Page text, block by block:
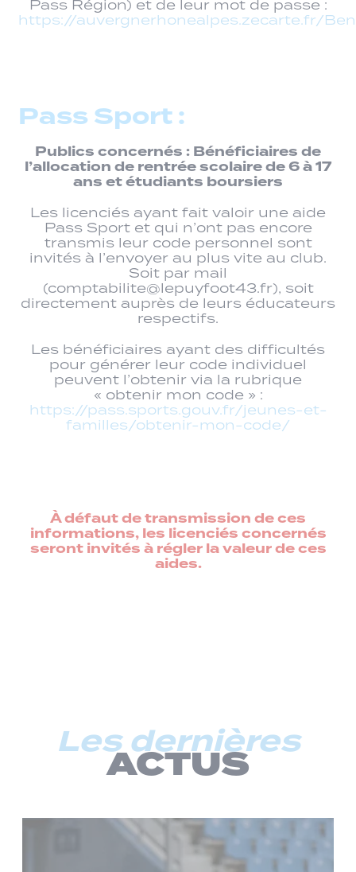
Pass Région) et de leur mot de passe :
https://auvergnerhonealpes.zecarte.fr/
Pass Sport :
Publics concernés : Bénéficiaires de
l’allocation de rentrée scolaire de 6 à 17
ans et étudiants boursiers
Les licenciés ayant fait valoir une aide
Pass Sport et qui n’ont pas encore
transmis leur code personnel sont
invités à l’envoyer au plus vite au club.
Soit par mail
(comptabilite@lepuyfoot43.fr), soit
directement auprès de leurs éducateurs
respectifs.
Les bénéficiaires ayant des difficultés
pour générer leur code individuel
peuvent l’obtenir via la rubrique
« obtenir mon code » :
https://pass.sports.gouv.fr/jeunes-et-
familles/obtenir-mon-code/
À défaut de transmission de ces
informations, les licenciés concernés
seront invités à régler la valeur de ces
aides.
Les dernières
ACTUS